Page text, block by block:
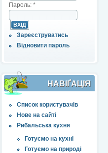
Пароль: *
Зареєструватись
Відновити пароль
НАВІҐАЦІЯ
Список користувачів
Нове на сайті
Рибальська кухня
Готуємо на кухні
Готуємо на природі